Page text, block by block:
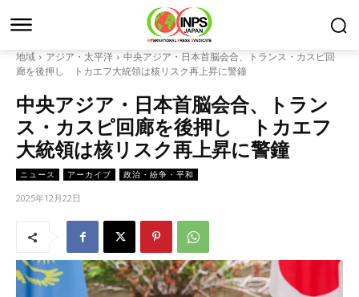
地域 アジア・太平洋
中央アジア・日本首脳会合、トランス・カスピ回
廊を後押し トカエフ大統領は核リスク再上昇に警鐘
中央アジア・日本首脳会合、トラン
ス・カスピ回廊を後押し トカエフ
大統領は核リスク再上昇に警鐘
ニュース アーカイブ 政治・紛争・平和
2025年12月22日